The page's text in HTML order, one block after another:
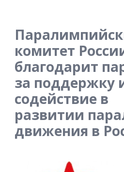
комитет
благодарит
за поддержку
содействие в
развитии
движения в